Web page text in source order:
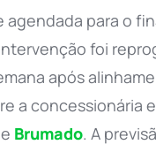
agendada para o
foi
após
a concessionária
Brumado. A